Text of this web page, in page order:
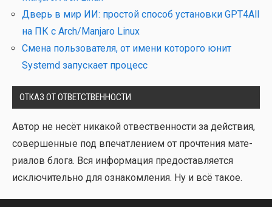
Дверь в мир ИИ: простой способ установки GPT4All
на ПК с Arch/Manjaro Linux
Смена пользователя, от имени которого юнит
Systemd запускает процесс
ОТКАЗ ОТ ОТВЕТСТВЕННОСТИ
Автор не несёт ника­кой отвест­вен­но­сти за дей­ствия,
совер­шен­ные под впе­чат­ле­ни­ем от про­чте­ния мате­
ри­а­лов бло­га. Вся инфор­ма­ция предо­став­ля­ет­ся
исклю­чи­тель­но для озна­ком­ле­ния. Ну и всё такое.